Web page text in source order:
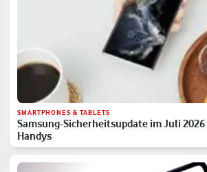
SMARTPHONES & TABLETS
Samsung-Sicherheitsupdate im Juli
Handys